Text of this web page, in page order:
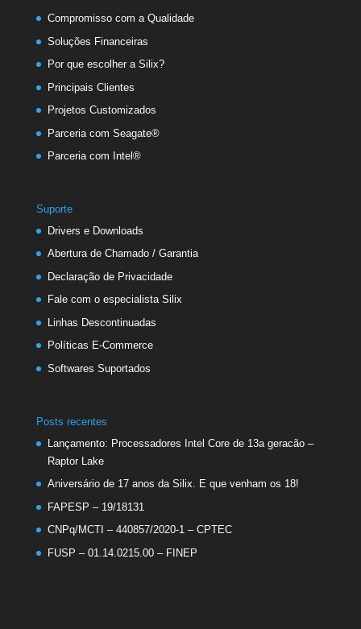
Compromisso com a Qualidade
Soluções Financeiras
Por que escolher a Silix?
Principais Clientes
Projetos Customizados
Parceria com Seagate®
Parceria com Intel®
Suporte
Drivers e Downloads
Abertura de Chamado / Garantia
Declaração de Privacidade
Fale com o especialista Silix
Linhas Descontinuadas
Políticas E-Commerce
Softwares Suportados
Posts recentes
Lançamento: Processadores Intel Core de 13a geracão –
Raptor Lake
Aniversário de 17 anos da Silix. E que venham os 18!
FAPESP – 19/18131
CNPq/MCTI – 440857/2020-1 – CPTEC
FUSP – 01.14.0215.00 – FINEP